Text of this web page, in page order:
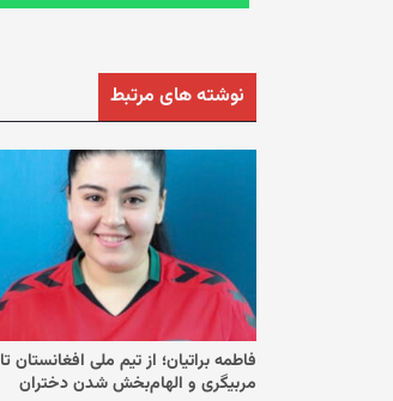
نوشته های مرتبط
فاطمه براتیان؛ از تیم ملی افغانستان تا
مربیگری و الهام‌بخش شدن دختران